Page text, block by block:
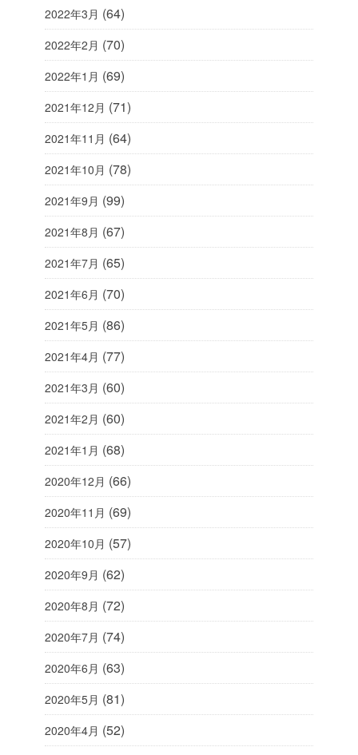
2022年3月 (64)
2022年2月 (70)
2022年1月 (69)
2021年12月 (71)
2021年11月 (64)
2021年10月 (78)
2021年9月 (99)
2021年8月 (67)
2021年7月 (65)
2021年6月 (70)
2021年5月 (86)
2021年4月 (77)
2021年3月 (60)
2021年2月 (60)
2021年1月 (68)
2020年12月 (66)
2020年11月 (69)
2020年10月 (57)
2020年9月 (62)
2020年8月 (72)
2020年7月 (74)
2020年6月 (63)
2020年5月 (81)
2020年4月 (52)